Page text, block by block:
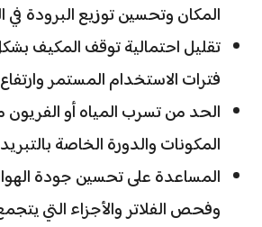
المكان وتحسين توزيع البرودة في
تقليل احتمالية توقف المكيف
فترات الاستخدام المستمر
الحد من تسرب المياه أو
المكونات والدورة الخاصة
المساعدة على تحسين جودة
وفحص الفلاتر والأجزاء التي